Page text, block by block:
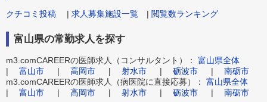
クチコミ投稿 | 求人募集施設一覧 | 閲覧数ランキング
富山県の常勤求人を探す
m3.comCAREERの医師求人（コンサルタント）： 富山県全体
| 富山市 | 高岡市 | 射水市 | 砺波市 | 南砺市
m3.comCAREERの医師求人（病医院に直接応募）： 富山県全体
| 富山市 | 高岡市 | 射水市 | 砺波市 | 南砺市